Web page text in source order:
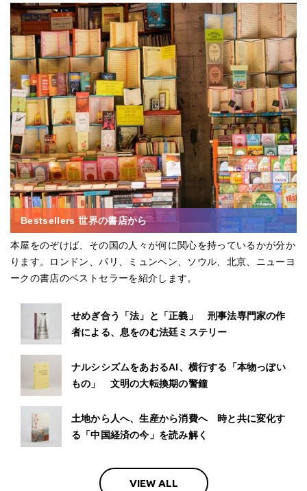
Bestsellers 世界の書店から
本屋をのぞけば、その国の人々が何に関心を持っているかが分か
ります。ロンドン、パリ、ミュンヘン、ソウル、北京、ニューヨ
ークの書店のベストセラーを紹介します。
せめぎ合う「法」と「正義」 刑事法専門家の作
者による、息をのむ法廷ミステリー
ナルシシズムをあおるAI、横行する「本物っぽい
もの」 文明の大転換期の警鐘
土地から人へ、生産から消費へ 時と共に変化す
る「中国経済の今」を読み解く
VIEW ALL